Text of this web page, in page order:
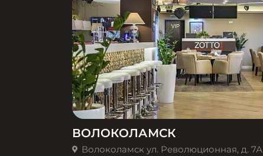
ВОЛОКОЛАМСК
Волоколамск ул. Революционная, д. 7А